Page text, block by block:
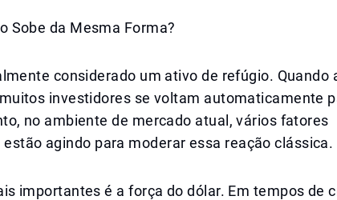
Sobe da Mesma Forma?
considerado um ativo de refúgio. Quando
investidores se voltam automaticamente
no ambiente de mercado atual, vários fatores
agindo para moderar essa reação clássica.
importantes é a força do dólar. Em tempos de